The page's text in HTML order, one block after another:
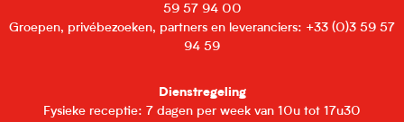
59 57 94 00
Groepen, privébezoeken, partners en leveranciers: +33 (0)3 59 57
94 59
Dienstregeling
Fysieke receptie: 7 dagen per week van 10u tot 17u30